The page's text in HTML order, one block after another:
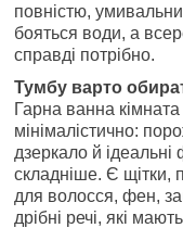
повністю,
бояться води, а
справді потрібно.
Тумбу варто
Гарна ванна
мінімалістично:
дзеркало й
складніше. Є щітки,
для волосся, фен,
дрібні речі, які